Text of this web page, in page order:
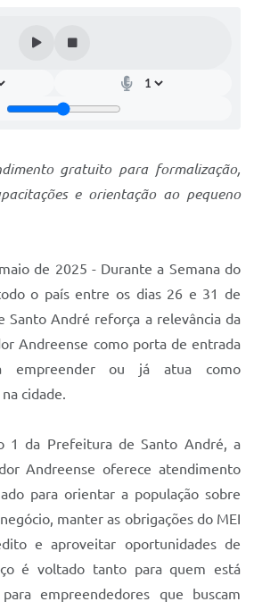
gratuito para formalização,
e orientação ao pequeno
de 2025 - Durante a Semana do
o país entre os dias 26 e 31 de
Santo André reforça a relevância da
Andreense como porta de entrada
empreender ou já atua como
cidade.
1 da Prefeitura de Santo André, a
Andreense oferece atendimento
para orientar a população sobre
manter as obrigações do MEI
e aproveitar oportunidades de
é voltado tanto para quem está
empreendedores que buscam